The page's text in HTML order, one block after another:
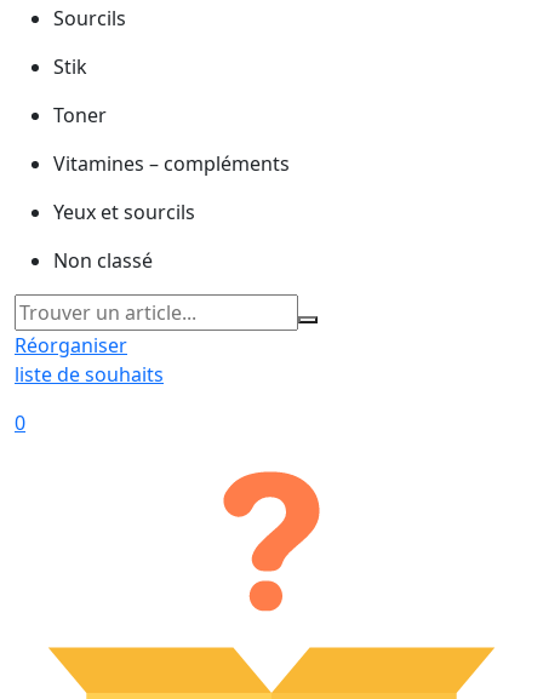
Sourcils
Stik
Toner
Vitamines – compléments
Yeux et sourcils
Non classé
Réorganiser
liste de souhaits
0